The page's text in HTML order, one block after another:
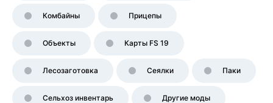
Комбайны Прицепы
Объекты Карты FS 19
Лесозаготовка Сеялки Паки
Сельхоз инвентарь Другие моды